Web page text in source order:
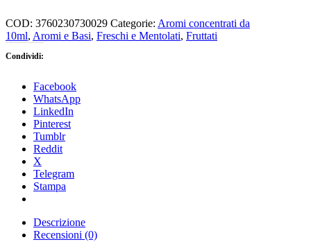
COD: 3760230730029 Categorie: Aromi concentrati da
10ml, Aromi e Basi, Freschi e Mentolati, Fruttati
Condividi:
Facebook
WhatsApp
LinkedIn
Pinterest
Tumblr
Reddit
X
Telegram
Stampa
Descrizione
Recensioni (0)